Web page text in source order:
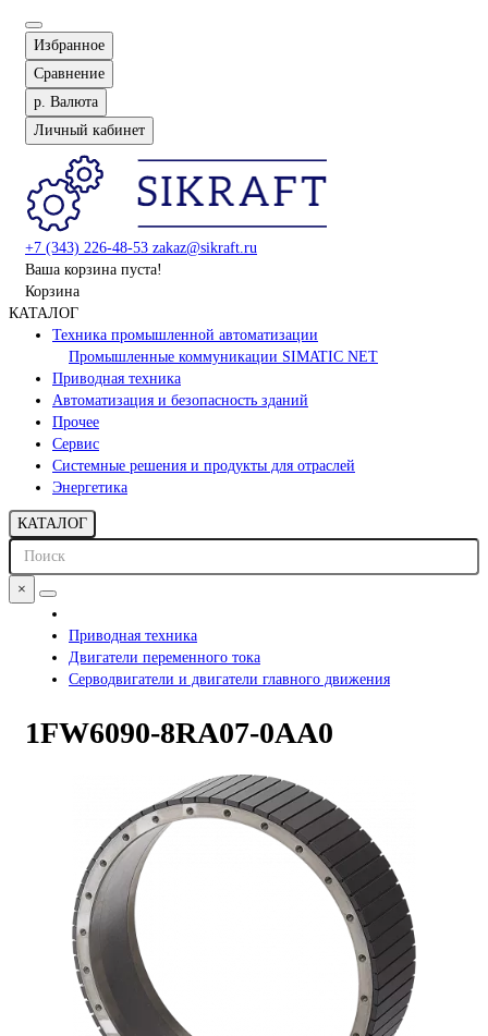
Избранное
Сравнение
р. Валюта
Личный кабинет
+7 (343) 226-48-53 zakaz@sikraft.ru
Ваша корзина пуста!
Корзина
КАТАЛОГ
Техника промышленной автоматизации
Промышленные коммуникации SIMATIC NET
Приводная техника
Автоматизация и безопасность зданий
Прочее
Сервис
Системные решения и продукты для отраслей
Энергетика
КАТАЛОГ
×
Приводная техника
Двигатели переменного тока
Серводвигатели и двигатели главного движения
1FW6090-8RA07-0AA0